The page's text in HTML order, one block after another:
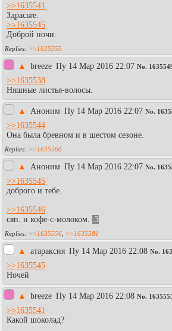
>>1635541
Здрасьте.
>>1635545
Доброй ночи.
>>1635555
▲ breeze Пy 14 Мар 2016 22:07 No.
>>1635538
Няшные листья-волосы.
▲ Аноним Пy 14 Мар 2016 22:07 No.
>>1635544
Она была бревном и в шестом сезоне.
>>1635566
▲ Аноним Пy 14 Мар 2016 22:07 No.
>>1635545
доброго и тебе.
>>1635546
сяп. и кофе-с-молоком. :3
>>1635556 >>1635581
▲ атараксия Пy 14 Мар 2016 22:08 No.
>>1635545
Ночей
▲ breeze Пy 14 Мар 2016 22:08 No.
>>1635541
Какой шоколад?